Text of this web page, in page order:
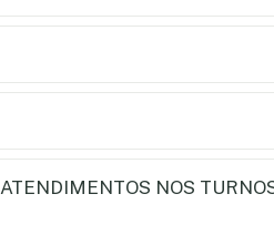
ATENDIMENTOS NOS